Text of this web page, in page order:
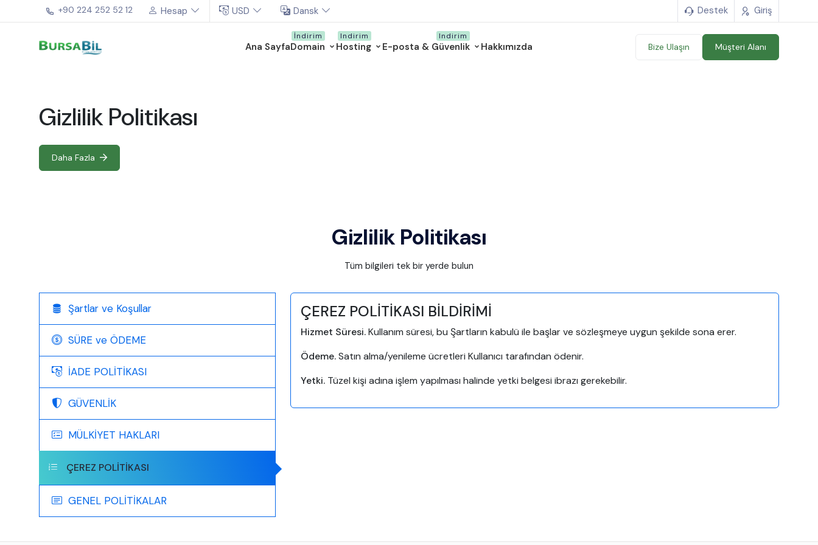
+90 224 252 52 12 Hesap USD Dansk Destek Giriş
Ana SayfaDomain Hosting E-posta & Güvenlik Hakkımızda Bize Ulaşın Müşteri Alanı
Gizlilik Politikası
Daha Fazla
Gizlilik Politikası
Tüm bilgileri tek bir yerde bulun
Şartlar ve Koşullar
SÜRE ve ÖDEME
İADE POLİTİKASI
GÜVENLİK
MÜLKİYET HAKLARI
ÇEREZ POLİTİKASI
GENEL POLİTİKALAR
ÇEREZ POLİTİKASI BİLDİRİMİ
Hizmet Süresi.Kullanım süresi, bu Şartların kabulü ile başlar ve sözleşmeye uygun şekilde sona erer.
Ödeme.Satın alma/yenileme ücretleri Kullanıcı tarafından ödenir.
Yetki. Tüzel kişi adına işlem yapılması halinde yetki belgesi ibrazı gerekebilir.